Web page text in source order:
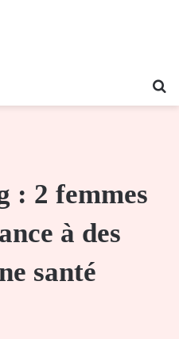
: 2 femmes
à des
santé